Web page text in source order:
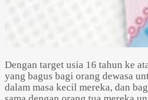
Dengan target usia 16 tahun ke
yang bagus bagi orang dewasa
dalam masa kecil mereka, dan